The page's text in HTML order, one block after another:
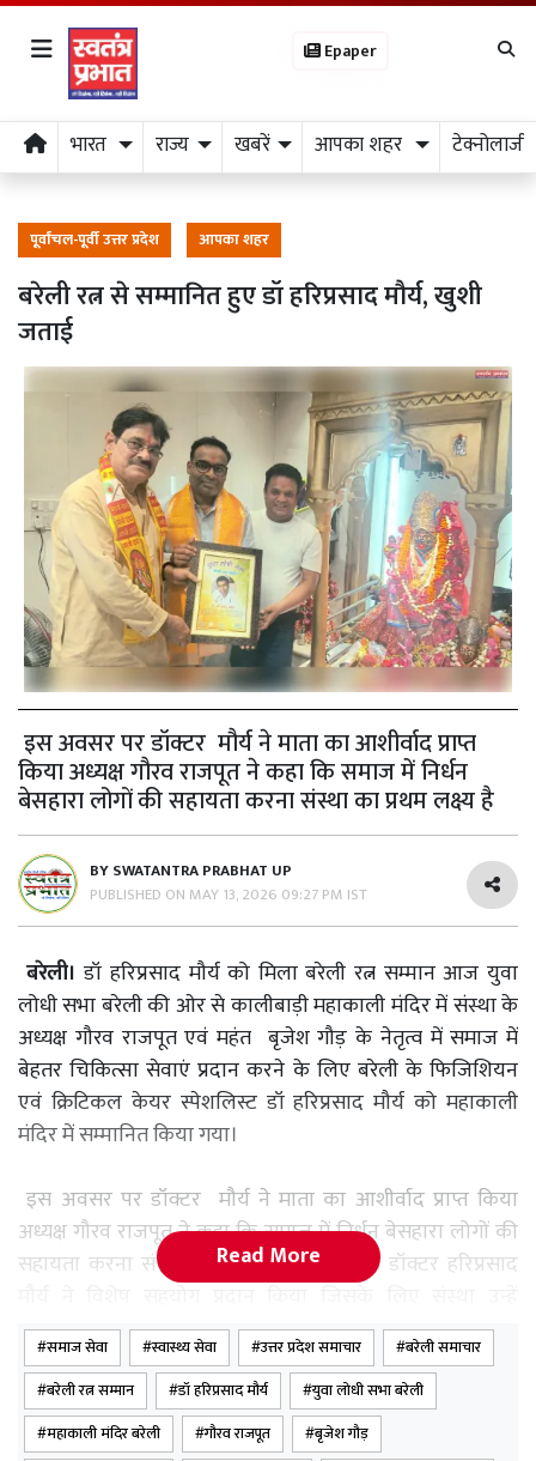
Epaper
भारत राज्य खबरें आपका शहर टेक्नोलाजी
पूर्वांचल-पूर्वी उत्तर प्रदेश आपका शहर
बरेली रत्न से सम्मानित हुए डॉ हरिप्रसाद मौर्य, खुशी
जताई
इस अवसर पर डॉक्टर मौर्य ने माता का आशीर्वाद प्राप्त
किया अध्यक्ष गौरव राजपूत ने कहा कि समाज में निर्धन
बेसहारा लोगों की सहायता करना संस्था का प्रथम लक्ष्य है
BYSWATANTRA PRABHAT UP
PUBLISHED ON MAY 13, 2026 09:27 PM IST
बरेली।डॉ हरिप्रसाद मौर्य को मिला बरेली रत्न सम्मान आज युवा
लोधी सभा बरेली की ओर से कालीबाड़ी महाकाली मंदिर में संस्था के
अध्यक्ष गौरव राजपूत एवं महंत बृजेश गौड़ के नेतृत्व में समाज में
बेहतर चिकित्सा सेवाएं प्रदान करने के लिए बरेली के फिजिशियन
एवं क्रिटिकल केयर स्पेशलिस्ट डॉ हरिप्रसाद मौर्य को महाकाली
मंदिर में सम्मानित किया गया।
इस अवसर पर डॉक्टर मौर्य ने माता का आशीर्वाद प्राप्त किया
अध्यक्ष गौरव राजपूत ने कहा कि समाज में निर्धन बेसहारा लोगों की
सहायता करना संस्था का प्रथम लक्ष्य है जिसमें डॉक्टर हरिप्रसाद
सम्मानित करते हुए गर्व का अनुभव करती है जिन्होंने कई मरीजों का
उत्तम इलाज कर समाज के लोगों के दिलों में जगह बना ली है
इसलिए उन्हें यह सम्मान दिया गया इस अवसर पर समाज के सभी
बुद्धिजीवी वर्ग के लोग मौजूद रहे ।
Read More
समाज सेवा स्वास्थ्य सेवा उत्तर प्रदेश समाचार
बरेली समाचार
बरेली रत्न सम्मान
डॉ हरिप्रसाद मौर्य
युवा लोधी सभा बरेली
महाकाली मंदिर बरेली
गौरव राजपूत
बृजेश गौड़